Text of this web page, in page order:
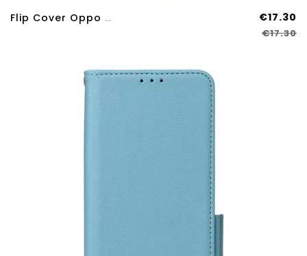
Flip Cover Oppo Reno 14 Pro 5G Couture €17.30
€17.30